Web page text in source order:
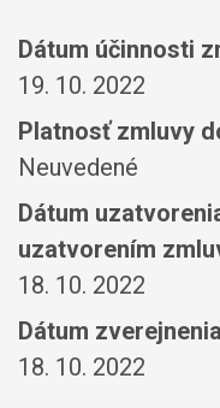
Dátum účinnosti
19. 10. 2022
Platnosť zmluvy
Neuvedené
Dátum
uzatvorením
18. 10. 2022
Dátum
18. 10. 2022